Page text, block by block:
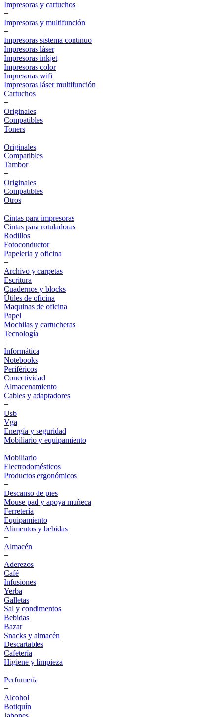
Impresoras y cartuchos
+
Impresoras y multifunción
+
Impresoras sistema continuo
Impresoras láser
Impresoras inkjet
Impresoras color
Impresoras wifi
Impresoras láser multifunción
Cartuchos
+
Originales
Compatibles
Toners
+
Originales
Compatibles
Tambor
+
Originales
Compatibles
Otros
+
Cintas para impresoras
Cintas para rotuladoras
Rodillos
Fotoconductor
Papeleria y oficina
+
Archivo y carpetas
Escritura
Cuadernos y blocks
Útiles de oficina
Maquinas de oficina
Papel
Mochilas y cartucheras
Tecnología
+
Informática
Notebooks
Periféricos
Conectividad
Almacenamiento
Cables y adaptadores
+
Usb
Vga
Energía y seguridad
Mobiliario y equipamiento
+
Mobiliario
Electrodomésticos
Productos ergonómicos
+
Descanso de pies
Mouse pad y apoya muñeca
Ferretería
Equipamiento
Alimentos y bebidas
+
Almacén
+
Aderezos
Café
Infusiones
Yerba
Galletas
Sal y condimentos
Bebidas
Bazar
Snacks y almacén
Descartables
Cafetería
Higiene y limpieza
+
Perfumería
+
Alcohol
Botiquín
Jabones